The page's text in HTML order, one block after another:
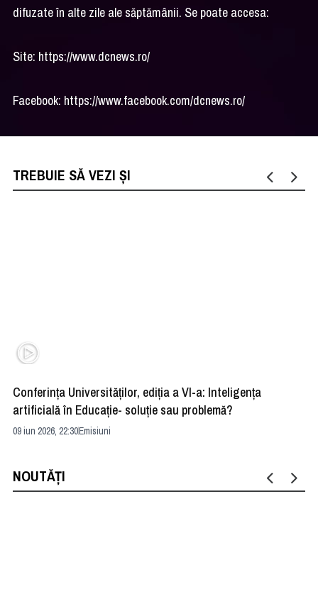
difuzate în alte zile ale săptămânii. Se poate accesa:
Site: https://www.dcnews.ro/
Facebook: https://www.facebook.com/dcnews.ro/
TREBUIE SĂ VEZI ȘI
Conferința Universităților, ediția a VI-a: Inteligența
artificială în Educație- soluție sau problemă?
09 iun 2026, 22:30Emisiuni
NOUTĂȚI